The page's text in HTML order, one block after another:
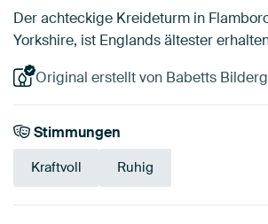
Der achteckige Kreideturm in
Yorkshire, ist Englands ältester
Original erstellt von Babetts
Stimmungen
Kraftvoll Ruhig